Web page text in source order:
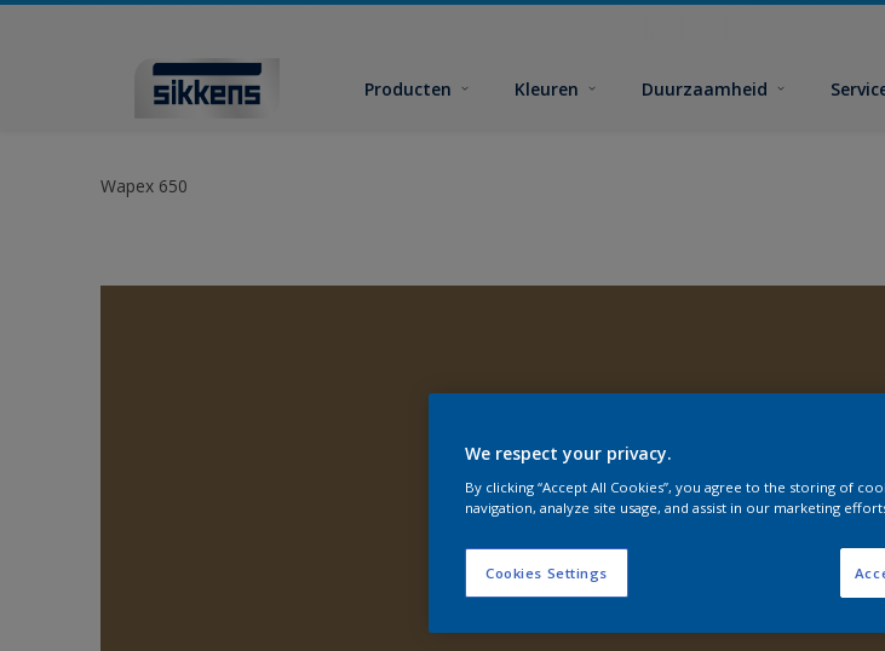
Producten Kleuren Duurzaamheid
Wapex 650
We respect your privacy.
By clicking “Accept All Cookies”, you agree to the storing of
navigation, analyze site usage, and assist in our marketing
Cookies Settings